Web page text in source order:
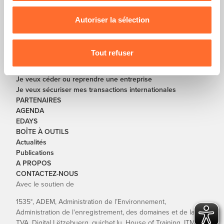
nous utilisons lescookies et sommes amenés à traiter
vos données personnelles, vous pouvez consulter notre
protection des données personnelles.
Autoriser la sélection
Tout refuser
Je veux développer ou redresser mon entreprise
Je veux mettre fin à mon entreprise
Je veux financer mon entreprise
Je veux céder ou reprendre une entreprise
Je veux sécuriser mes transactions internationales
PARTENAIRES
AGENDA
EDAYS
BOÎTE À OUTILS
Actualités
Publications
A PROPOS
CONTACTEZ-NOUS
Avec le soutien de
1535°, ADEM, Administration de l’Environnement,
Administration de l'enregistrement, des domaines et de la